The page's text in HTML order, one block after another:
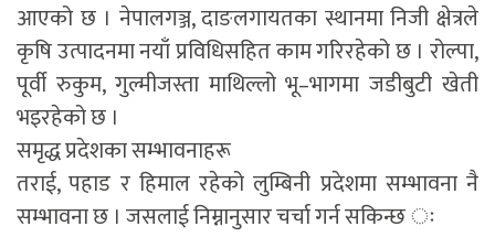
आएको छ । नेपालगञ्ज, दाङलगायतका स्थानमा निजी क्षेत्रले
कृषि उत्पादनमा नयाँ प्रविधिसहित काम गरिरहेको छ । रोल्पा,
पूर्वी रुकुम, गुल्मीजस्ता माथिल्लो भू–भागमा जडीबुटी खेती
भइरहेको छ ।
समृद्ध प्रदेशका सम्भावनाहरू
तराई, पहाड र हिमाल रहेको लुम्बिनी प्रदेशमा सम्भावना नै
सम्भावना छ । जसलाई निम्नानुसार चर्चा गर्न सकिन्छ ः